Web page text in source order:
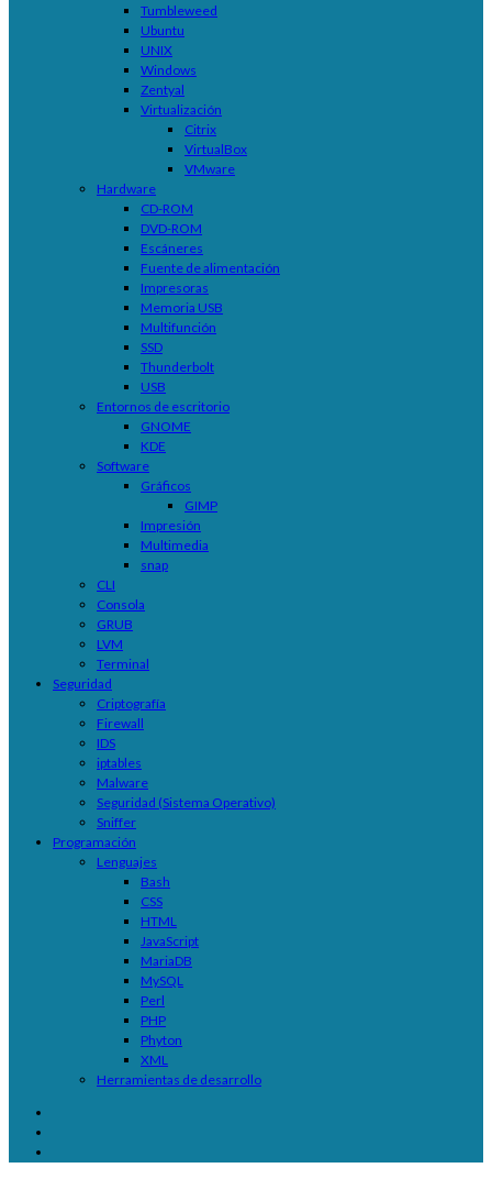
Tumbleweed
Ubuntu
UNIX
Windows
Zentyal
Virtualización
Citrix
VirtualBox
VMware
Hardware
CD-ROM
DVD-ROM
Escáneres
Fuente de alimentación
Impresoras
Memoria USB
Multifunción
SSD
Thunderbolt
USB
Entornos de escritorio
GNOME
KDE
Software
Gráficos
GIMP
Impresión
Multimedia
snap
CLI
Consola
GRUB
LVM
Terminal
Seguridad
Criptografía
Firewall
IDS
iptables
Malware
Seguridad (Sistema Operativo)
Sniffer
Programación
Lenguajes
Bash
CSS
HTML
JavaScript
MariaDB
MySQL
Perl
PHP
Phyton
XML
Herramientas de desarrollo